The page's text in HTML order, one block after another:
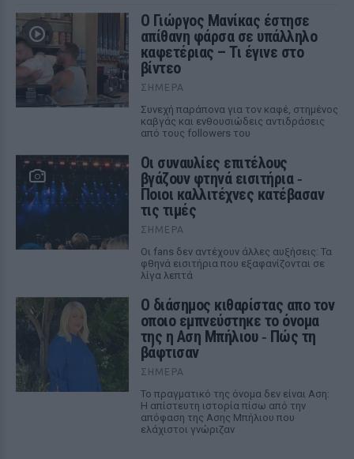
Ο Γιώργος Μανίκας έστησε
απίθανη φάρσα σε υπάλληλο
καφετέριας – Τι έγινε στο
βίντεο
ΣΉΜΕΡΑ
Συνεχή παράπονα για τον καφέ, στημένος
καβγάς και ενθουσιώδεις αντιδράσεις
από τους followers του
Οι συναυλίες επιτέλους
βγάζουν φτηνά εισιτήρια ‑
Ποιοι καλλιτέχνες κατέβασαν
τις τιμές
ΣΉΜΕΡΑ
Οι fans δεν αντέχουν άλλες αυξήσεις: Τα
φθηνά εισιτήρια που εξαφανίζονται σε
λίγα λεπτά
Ο διάσημος κιθαρίστας απο τον
οποιο εμπνεύστηκε το όνομα
της η Αση Μπήλιου ‑ Πώς τη
βάφτισαν
ΣΉΜΕΡΑ
Το πραγματικό της όνομα δεν είναι Αση:
Η απίστευτη ιστορία πίσω από την
απόφαση της Ασης Μπήλιου που
ελάχιστοι γνώριζαν